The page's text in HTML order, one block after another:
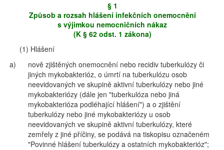
§ 1
Způsob a rozsah hlášení infekčních onemocnění
s výjimkou nemocničních nákaz
(K § 62 odst. 1 zákona)
(1) Hlášení
a)
nově zjištěných onemocnění nebo recidiv tuberkulózy či
jiných mykobakterióz, o úmrtí na tuberkulózu osob
neevidovaných ve skupině aktivní tuberkulózy nebo jiné
mykobakteriózy (dále jen "tuberkulóza nebo jiná
mykobakterióza podléhající hlášení") a o zjištění
tuberkulózy nebo jiné mykobakteriózy u osob
neevidovaných ve skupině aktivní tuberkulózy, které
zemřely z jiné příčiny, se podává na tiskopisu označeném
"Povinné hlášení tuberkulózy a ostatních mykobakterióz";